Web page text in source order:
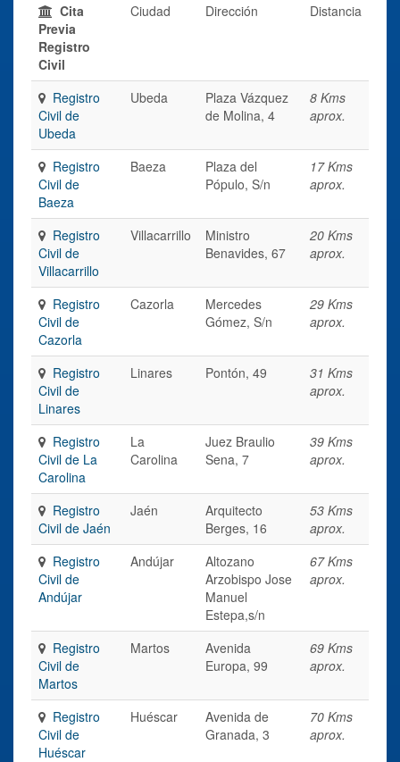
Cita
Previa
Registro
Civil
Ciudad Dirección Distancia
Registro
Civil de
Ubeda
Ubeda
Plaza Vázquez
de Molina, 4
8 Kms
aprox.
Registro
Civil de
Baeza
Baeza
Plaza del
Pópulo, S/n
17 Kms
aprox.
Registro
Civil de
Villacarrillo
Villacarrillo
Ministro
Benavides, 67
20 Kms
aprox.
Registro
Civil de
Cazorla
Cazorla
Mercedes
Gómez, S/n
29 Kms
aprox.
Registro
Civil de
Linares
Linares Pontón, 49
31 Kms
aprox.
Registro
Civil de La
Carolina
La
Carolina
Juez Braulio
Sena, 7
39 Kms
aprox.
Registro
Civil de Jaén
Jaén
Arquitecto
Berges, 16
53 Kms
aprox.
Registro
Civil de
Andújar
Andújar
Altozano
Arzobispo Jose
Manuel
Estepa,s/n
67 Kms
aprox.
Registro
Civil de
Martos
Martos
Avenida
Europa, 99
69 Kms
aprox.
Registro
Civil de
Huéscar
Huéscar
Avenida de
Granada, 3
70 Kms
aprox.